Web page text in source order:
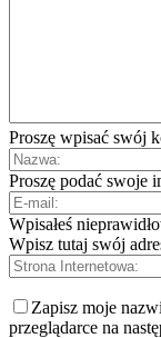
Proszę wpisać swój
Proszę podać swoje
Wpisałeś
Wpisz tutaj swój
Zapisz moje
przeglądarce na